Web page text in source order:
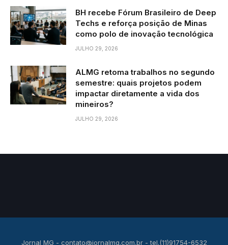
BH recebe Fórum Brasileiro de Deep
Techs e reforça posição de Minas
como polo de inovação tecnológica
JULHO 29, 2026
ALMG retoma trabalhos no segundo
semestre: quais projetos podem
impactar diretamente a vida dos
mineiros?
JULHO 29, 2026
Jornal MG - contato@jornalmg.com.br- tel.(11)91754-6532